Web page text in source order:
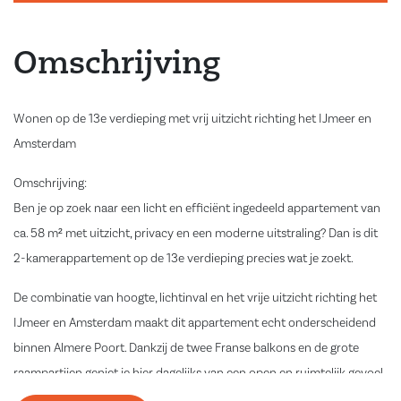
Omschrijving
Wonen op de 13e verdieping met vrij uitzicht richting het IJmeer en
Amsterdam
Omschrijving:
Ben je op zoek naar een licht en efficiënt ingedeeld appartement van
ca. 58 m² met uitzicht, privacy en een moderne uitstraling? Dan is dit
2-kamerappartement op de 13e verdieping precies wat je zoekt.
De combinatie van hoogte, lichtinval en het vrije uitzicht richting het
IJmeer en Amsterdam maakt dit appartement echt onderscheidend
binnen Almere Poort. Dankzij de twee Franse balkons en de grote
raampartijen geniet je hier dagelijks van een open en ruimtelijk gevoel.